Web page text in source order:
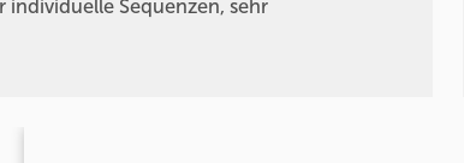
Sequenzen, sehr